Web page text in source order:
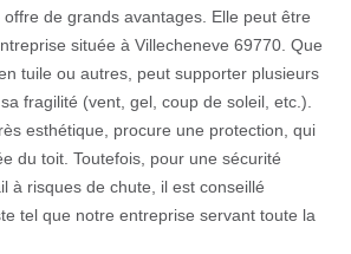
de grands avantages. Elle peut être
située à Villecheneve 69770. Que
tuile ou autres, peut supporter plusieurs
fragilité (vent, gel, coup de soleil, etc.).
esthétique, procure une protection, qui
du toit. Toutefois, pour une sécurité
à risques de chute, il est conseillé
tel que notre entreprise servant toute la